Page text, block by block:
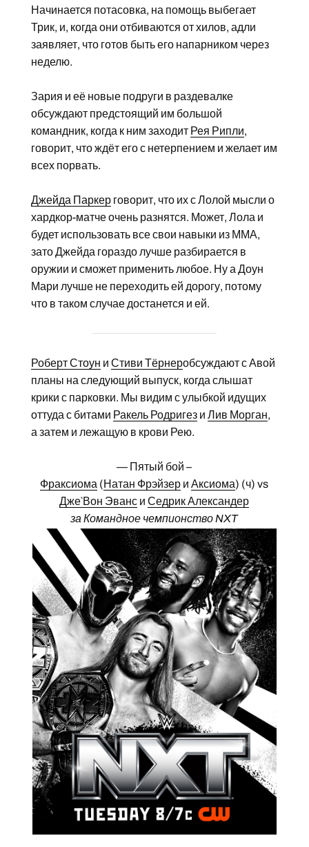
Начинается потасовка, на помощь выбегает
Трик, и, когда они отбиваются от хилов, адли
заявляет, что готов быть его напарником через
неделю.
Зария и её новые подруги в раздевалке
обсуждают предстоящий им большой
командник, когда к ним заходит Рея Рипли,
говорит, что ждёт его с нетерпением и желает им
всех порвать.
Джейда Паркерговорит, что их с Лолой мысли о
хардкор-матче очень разнятся. Может, Лола и
будет использовать все свои навыки из ММА,
зато Джейда гораздо лучше разбирается в
оружии и сможет применить любое. Ну а Доун
Мари лучше не переходить ей дорогу, потому
что в таком случае достанется и ей.
Роберт Стоун и Стиви Тёрнеробсуждают с Авой
планы на следующий выпуск, когда слышат
крики с парковки. Мы видим с улыбкой идущих
оттуда с битами Ракель Родригези Лив Морган,
а затем и лежащую в крови Рею.
— Пятый бой –
Фраксиома (Натан Фрэйзер иАксиома) (ч) vs
Дже`Вон Эванс иСедрик Александер
за Командное чемпионство NXT